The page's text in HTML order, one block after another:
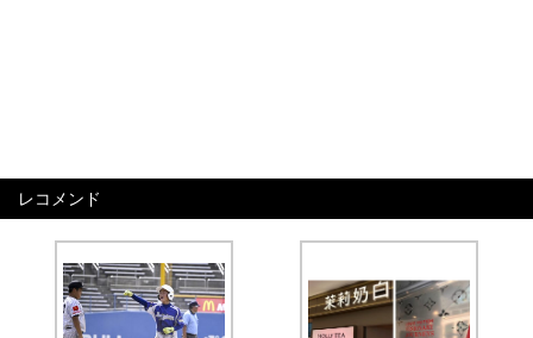
レコメンド